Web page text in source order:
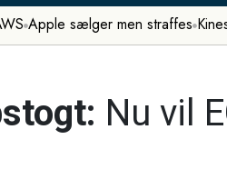
Apple sælger men straffes
Nu vil